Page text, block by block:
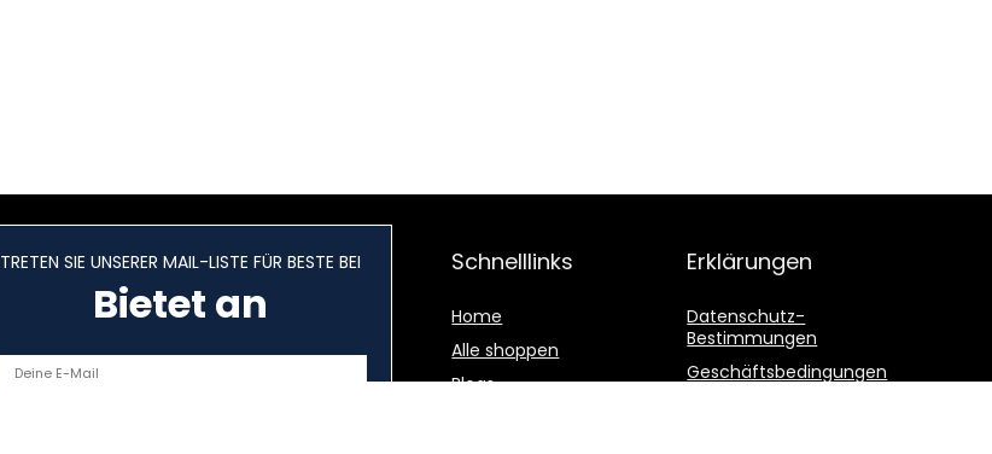
TRETEN SIE UNSERER MAIL-LISTE FÜR BESTE BEI
Bietet an
Schnelllinks
Home
Alle shoppen
Blogs
Erklärungen
Datenschutz-
Bestimmungen
Geschäftsbedingungen